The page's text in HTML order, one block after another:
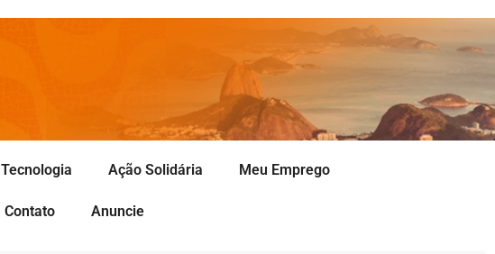
Tecnologia Ação Solidária Meu Emprego
Contato Anuncie